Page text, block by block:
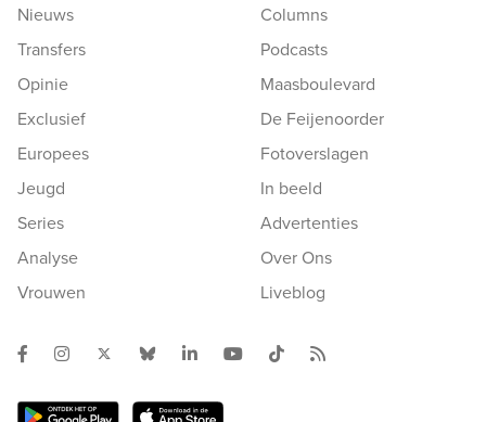
Nieuws
Transfers
Opinie
Exclusief
Europees
Jeugd
Series
Analyse
Vrouwen
Columns
Podcasts
Maasboulevard
De Feijenoorder
Fotoverslagen
In beeld
Advertenties
Over Ons
Liveblog